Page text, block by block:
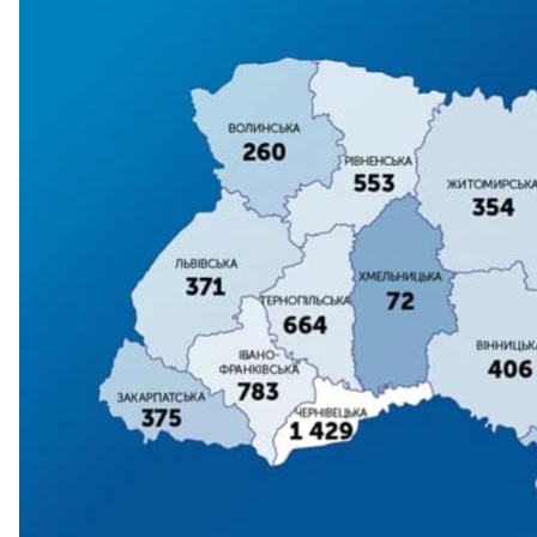
Міністерство охорони
Зокрема, хворобу підтвердили у 639 дітей та 1
Загалом випадки підтверджено: